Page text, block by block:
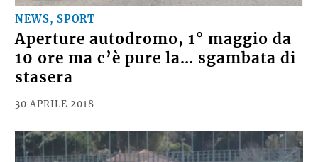
NEWS, SPORT
Aperture autodromo, 1° maggio da
10 ore ma c’è pure la… sgambata di
stasera
30 APRILE 2018